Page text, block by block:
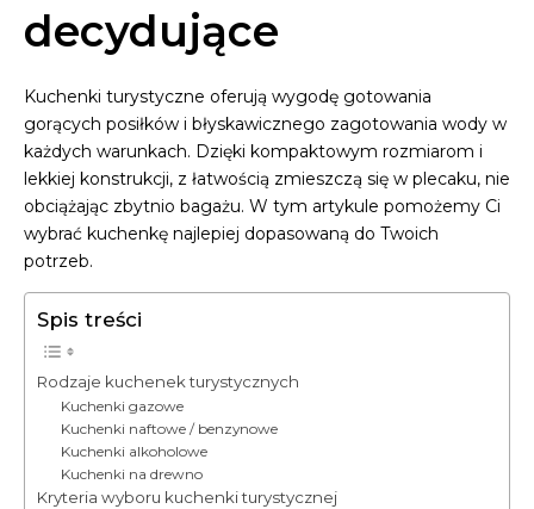
decydujące
Kuchenki turystyczne oferują wygodę gotowania
gorących posiłków i błyskawicznego zagotowania wody w
każdych warunkach. Dzięki kompaktowym rozmiarom i
lekkiej konstrukcji, z łatwością zmieszczą się w plecaku, nie
obciążając zbytnio bagażu. W tym artykule pomożemy Ci
wybrać kuchenkę najlepiej dopasowaną do Twoich
potrzeb.
Spis treści
Rodzaje kuchenek turystycznych
Kuchenki gazowe
Kuchenki naftowe / benzynowe
Kuchenki alkoholowe
Kuchenki na drewno
Kryteria wyboru kuchenki turystycznej